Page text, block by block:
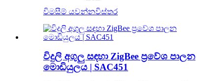
විමසීම් යවන්නවිස්තර
විදුලි අගුලු සඳහා ZigBee ප්‍රවේශ පාලන
මොඩියුලය | SAC451